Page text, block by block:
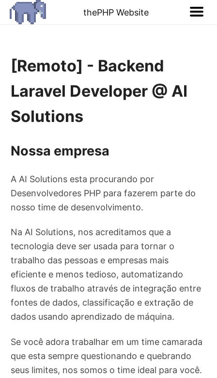
thePHP Website
[Remoto] - Backend
Laravel Developer @ AI
Solutions
Nossa empresa
A AI Solutions esta procurando por
Desenvolvedores PHP para fazerem parte do
nosso time de desenvolvimento.
Na AI Solutions, nos acreditamos que a
tecnologia deve ser usada para tornar o
trabalho das pessoas e empresas mais
eficiente e menos tedioso, automatizando
fluxos de trabalho através de integração entre
fontes de dados, classificação e extração de
dados usando aprendizado de máquina.
Se você adora trabalhar em um time camarada
que esta sempre questionando e quebrando
seus limites, nos somos o time ideal para você.